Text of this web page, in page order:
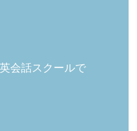
会話スクールで